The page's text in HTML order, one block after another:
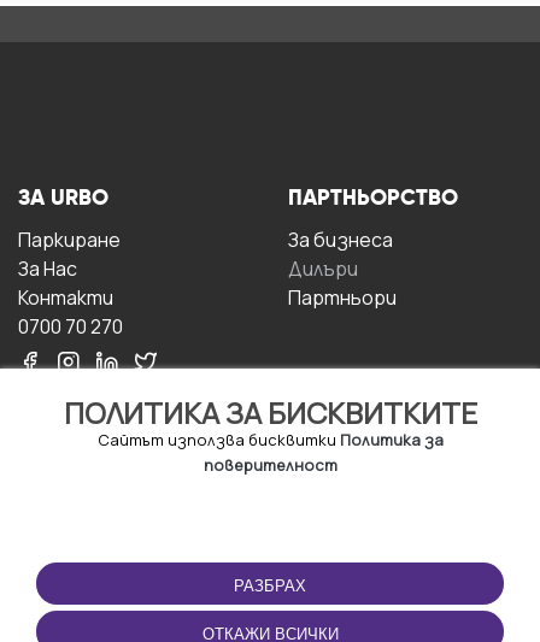
ПОЛИТИКА ЗА БИСКВИТКИТЕ
Сайтът използва бисквитки Политика за
поверителност
РАЗБРАХ
ОТКАЖИ ВСИЧКИ
ЗА URBO
Паркиране
За Hас
Контакти
0700 70 270
ПАРТНЬОРСТВО
За бизнесa
Дилъри
Партньори
ПОЛЗВАНЕ
Правила и условия за
ползване
ПРИЛОЖЕНИЕТО